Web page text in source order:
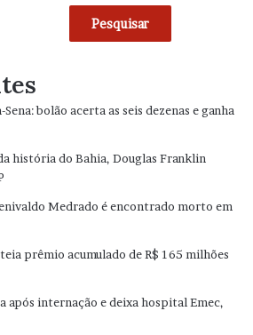
Pesquisar
bolão acerta as seis dezenas e ganha
história do Bahia, Douglas Franklin
Medrado é encontrado morto em
prêmio acumulado de R$ 165 milhões
após internação e deixa hospital Emec,